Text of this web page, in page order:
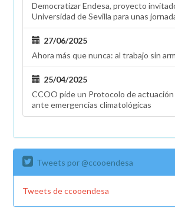
plantilla
de
Democratizar Endesa, proyecto
Universidad de Sevilla para unas
27/06/2025
Ahora más que nunca: al trabajo sin
25/04/2025
CCOO pide un Protocolo de actuación
ante emergencias climatológicas
Tweets por @ccooendesa
Tweets de ccooendesa